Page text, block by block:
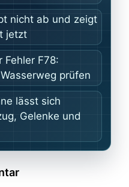
nicht ab und zeigt
jetzt
Fehler F78:
prüfen
lässt sich
Gelenke und